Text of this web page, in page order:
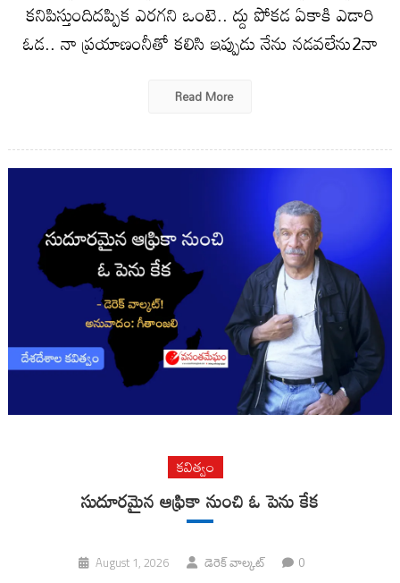
కనిపిస్తుందిదప్పిక ఎరగని ఒంటె.. ద్దు పోకడ ఏకాకి ఎడారి
ఓడ.. నా ప్రయాణంనీతో కలిసి ఇప్పుడు నేను నడవలేను2నా
Read More
కవిత్వం
సుదూరమైన ఆఫ్రికా నుంచి ఓ పెను కేక
August 1, 2026 డెరెక్ వాల్కట్ 0